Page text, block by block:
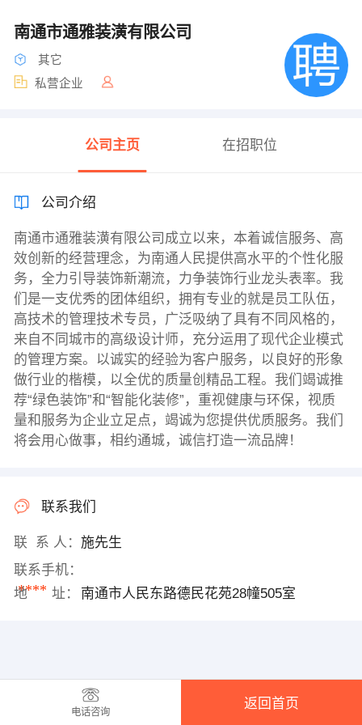
南通市通雅装潢有限公司
其它
私营企业
公司主页 在招职位
公司介绍
南通市通雅装潢有限公司成立以来，本着诚信服务、高
效创新的经营理念，为南通人民提供高水平的个性化服
务，全力引导装饰新潮流，力争装饰行业龙头表率。我
们是一支优秀的团体组织，拥有专业的就是员工队伍，
高技术的管理技术专员，广泛吸纳了具有不同风格的，
来自不同城市的高级设计师，充分运用了现代企业模式
的管理方案。以诚实的经验为客户服务，以良好的形象
做行业的楷模，以全优的质量创精品工程。我们竭诚推
荐“绿色装饰”和“智能化装修”，重视健康与环保，视质
量和服务为企业立足点，竭诚为您提供优质服务。我们
将会用心做事，相约通城，诚信打造一流品牌！
联系我们
联 系 人： 施先生
联系手机：
****
地 址： 南通市人民东路德民花苑28幢505室
电话咨询
返回首页